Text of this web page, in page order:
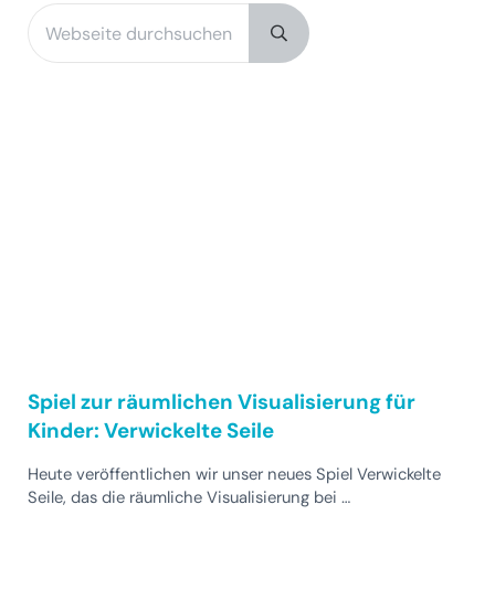
Sidebar
Webseite durchsuchen
Submit search
Spiel zur räumlichen Visualisierung für
Kinder: Verwickelte Seile
Heute veröffentlichen wir unser neues Spiel Verwickelte
Seile, das die räumliche Visualisierung bei …